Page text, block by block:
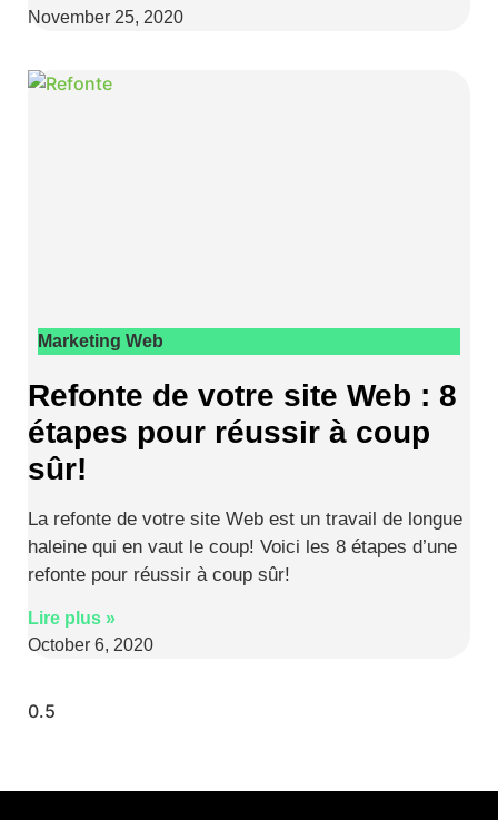
November 25, 2020
Marketing Web
Refonte de votre site Web : 8
étapes pour réussir à coup
sûr!
La refonte de votre site Web est un travail de longue
haleine qui en vaut le coup! Voici les 8 étapes d’une
refonte pour réussir à coup sûr!
Lire plus »
October 6, 2020